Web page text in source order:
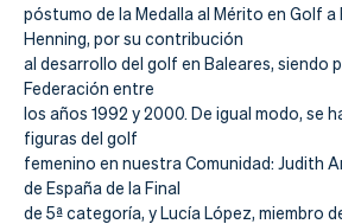
póstumo de la Medalla al Mérito en Golf
Henning, por su contribución
al desarrollo del golf en Baleares, siendo
Federación entre
los años 1992 y 2000. De igual modo, se
figuras del golf
femenino en nuestra Comunidad: Judith
de España de la Final
de 5ª categoría, y Lucía López, miembro